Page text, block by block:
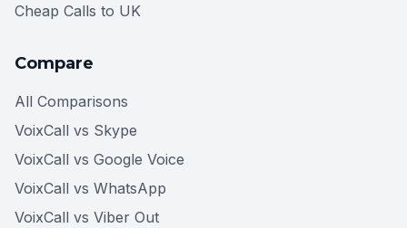
Cheap Calls to UK
Compare
All Comparisons
VoixCall vs Skype
VoixCall vs Google Voice
VoixCall vs WhatsApp
VoixCall vs Viber Out